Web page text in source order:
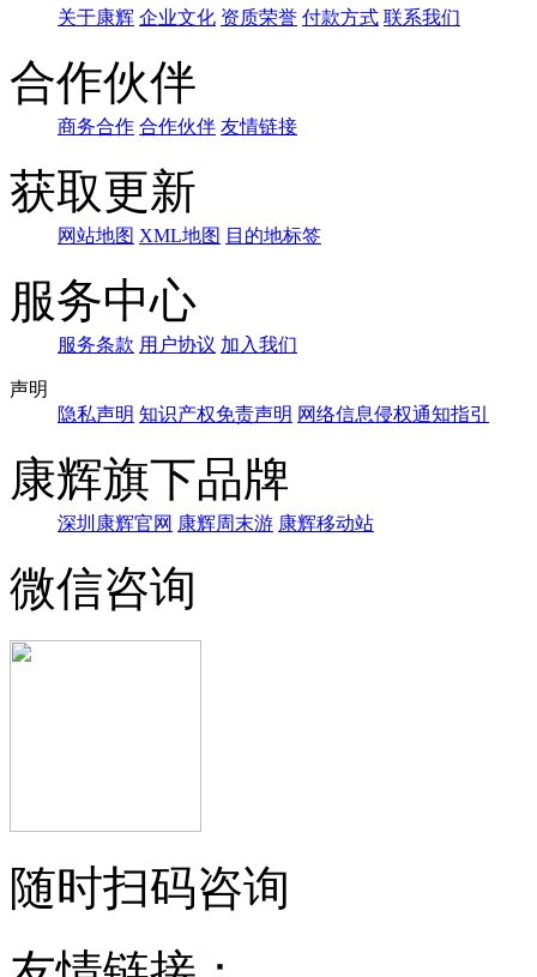
关于康辉 企业文化 资质荣誉 付款方式 联系我们
合作伙伴
商务合作 合作伙伴 友情链接
获取更新
网站地图 XML地图 目的地标签
服务中心
服务条款 用户协议 加入我们
声明
隐私声明 知识产权免责声明 网络信息侵权通知指引
康辉旗下品牌
深圳康辉官网 康辉周末游 康辉移动站
微信咨询
随时扫码咨询